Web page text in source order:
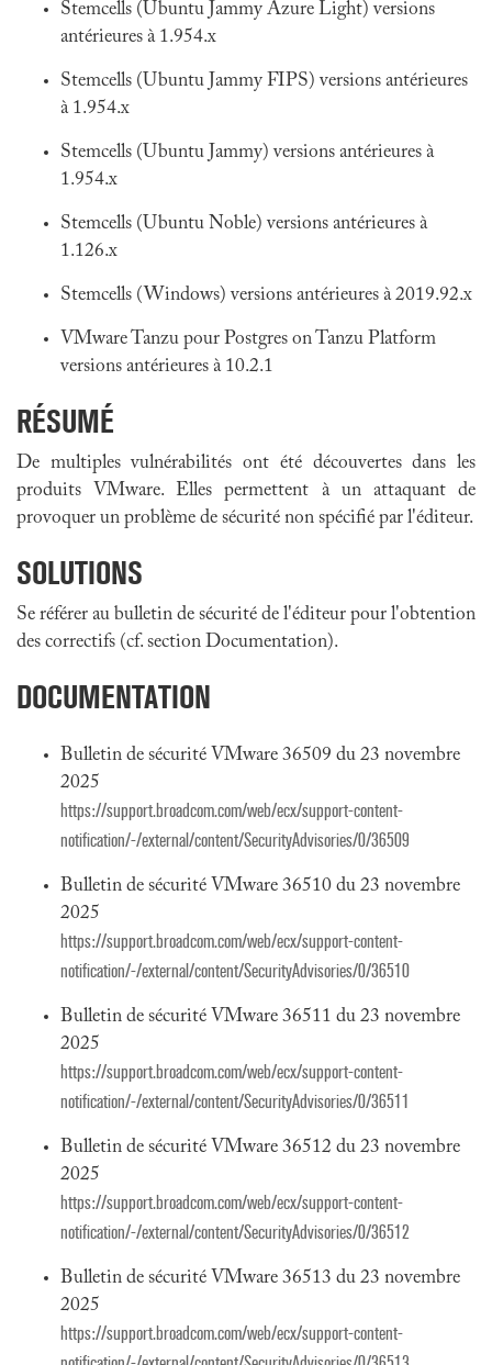
Stemcells (Ubuntu Jammy Azure Light) versions
antérieures à 1.954.x
Stemcells (Ubuntu Jammy FIPS) versions antérieures
à 1.954.x
Stemcells (Ubuntu Jammy) versions antérieures à
1.954.x
Stemcells (Ubuntu Noble) versions antérieures à
1.126.x
Stemcells (Windows) versions antérieures à 2019.92.x
VMware Tanzu pour Postgres on Tanzu Platform
versions antérieures à 10.2.1
RÉSUMÉ
De multiples vulnérabilités ont été découvertes dans les
produits VMware. Elles permettent à un attaquant de
provoquer un problème de sécurité non spécifié par l'éditeur.
SOLUTIONS
Se référer au bulletin de sécurité de l'éditeur pour l'obtention
des correctifs (cf. section Documentation).
DOCUMENTATION
Bulletin de sécurité VMware 36509 du 23 novembre
2025
https://support.broadcom.com/web/ecx/support-content-
notification/-/external/content/SecurityAdvisories/0/36509
Bulletin de sécurité VMware 36510 du 23 novembre
2025
https://support.broadcom.com/web/ecx/support-content-
notification/-/external/content/SecurityAdvisories/0/36510
Bulletin de sécurité VMware 36511 du 23 novembre
2025
https://support.broadcom.com/web/ecx/support-content-
notification/-/external/content/SecurityAdvisories/0/36511
Bulletin de sécurité VMware 36512 du 23 novembre
2025
https://support.broadcom.com/web/ecx/support-content-
notification/-/external/content/SecurityAdvisories/0/36512
Bulletin de sécurité VMware 36513 du 23 novembre
2025
https://support.broadcom.com/web/ecx/support-content-